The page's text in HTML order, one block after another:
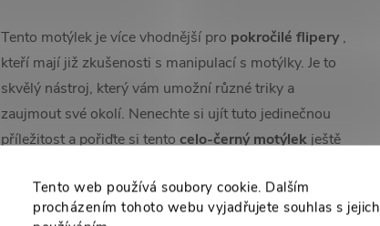
Tento web používá soubory cookie. Dalším
procházením tohoto webu vyjadřujete souhlas s jejich
Tento motýlek je více vhodnější pro pokročilé flipery,
kteří mají již zkušenosti s manipulací s motýlky. Je to
skvělý nástroj, který vám umožní různé triky a
zaujmout své okolí. Nenechte si ujít tuto jedinečnou
příležitost a pořiďte si tento celo-černý motýlek ještě